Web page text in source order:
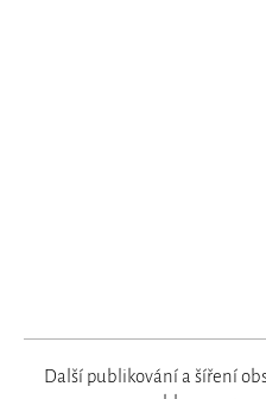
Další publikování a šíření